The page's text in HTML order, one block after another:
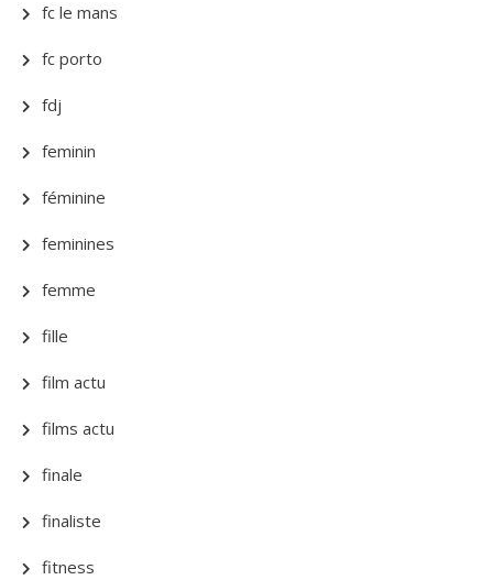
fc le mans
fc porto
fdj
feminin
féminine
feminines
femme
fille
film actu
films actu
finale
finaliste
fitness